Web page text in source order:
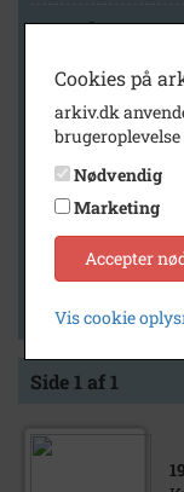
Geografi
Generelt
Vis kun med
Vis kun med
Vis kun med
Vis kun med
Vis kun med
Side 1 af 1
Cookies på
arkiv.dk
Nødvendig
Marketing
Accepter
Vis cookie